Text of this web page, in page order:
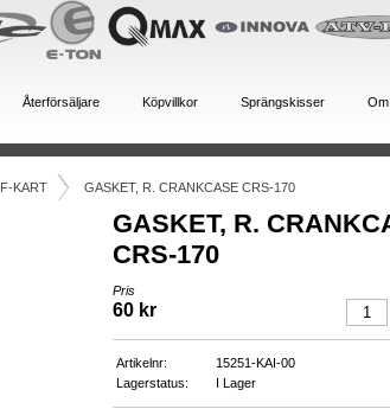
Återförsäljare Köpvillkor Sprängskisser
F-KART GASKET, R. CRANKCASE CRS-170
GASKET, R.
CRS-170
Pris
60 kr
Artikelnr:
15251-KAI-00
Lagerstatus:
I Lager